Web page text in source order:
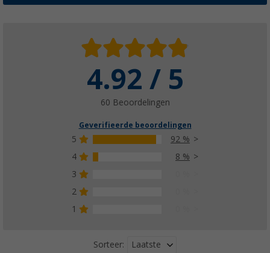
4.92 / 5
60 Beoordelingen
Geverifieerde beoordelingen
5
92 %
4
8 %
3
2
1
Sorteer: Laatste